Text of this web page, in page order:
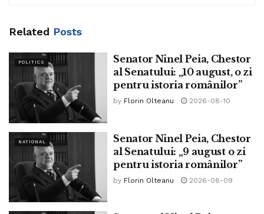
Related Posts
POLITICS
Senator Ninel Peia, Chestor
al Senatului: „10 august, o zi
pentru istoria românilor”
by Florin Olteanu 2026-08-10
NATIONAL
Senator Ninel Peia, Chestor
al Senatului: „9 august o zi
pentru istoria românilor”
by Florin Olteanu 2026-08-09